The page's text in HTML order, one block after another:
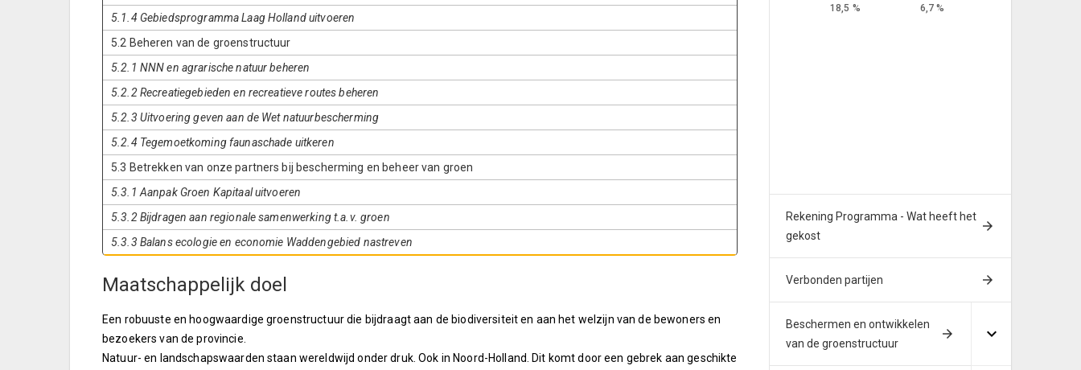
5.1.4 Gebiedsprogramma Laag Holland uitvoeren
5.2 Beheren van de groenstructuur
5.2.1 NNN en agrarische natuur beheren
5.2.2 Recreatiegebieden en recreatieve routes beheren
5.2.3 Uitvoering geven aan de Wet natuurbescherming
5.2.4 Tegemoetkoming faunaschade uitkeren
5.3 Betrekken van onze partners bij bescherming en beheer van groen
5.3.1 Aanpak Groen Kapitaal uitvoeren
5.3.2 Bijdragen aan regionale samenwerking t.a.v. groen
5.3.3 Balans ecologie en economie Waddengebied nastreven
Maatschappelijk doel
Een robuuste en hoogwaardige groenstructuur die bijdraagt aan de biodiversiteit en aan het welzijn van de bewoners en
bezoekers van de provincie.
Natuur- en landschapswaarden staan wereldwijd onder druk. Ook in Noord-Holland. Dit komt door een gebrek aan geschikte
Rekening Programma - Wat heeft het
gekost
Verbonden partijen
Beschermen en ontwikkelen
van de groenstructuur
18,5 % 6,7 %